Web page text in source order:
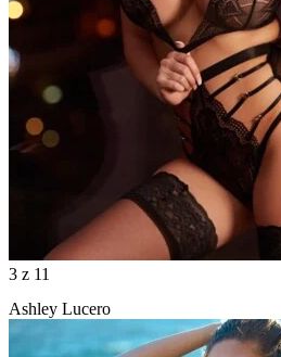
3 z 11
Ashley Lucero